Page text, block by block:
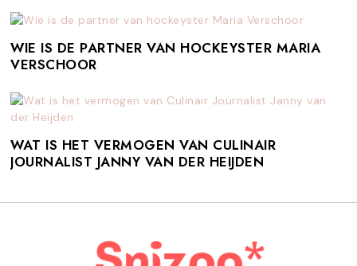
WIE IS DE PARTNER VAN HOCKEYSTER MARIA
VERSCHOOR
WAT IS HET VERMOGEN VAN CULINAIR
JOURNALIST JANNY VAN DER HEIJDEN